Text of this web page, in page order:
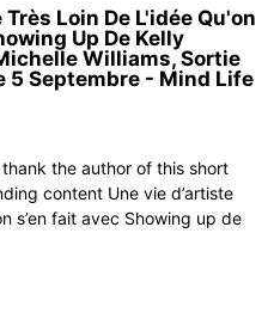
Loin De L'idée Qu'on
Up De Kelly
Williams, Sortie
5 Septembre - Mind Life
the author of this short
content Une vie d’artiste
s’en fait avec Showing up de